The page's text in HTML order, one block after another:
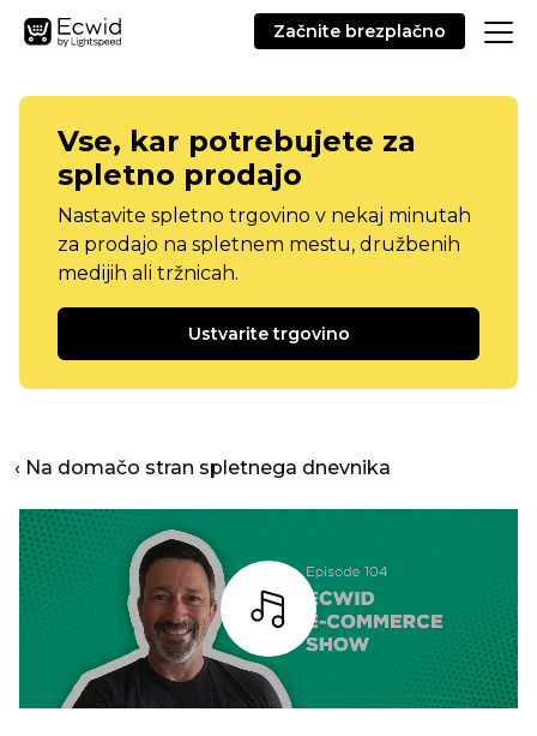
Začnite brezplačno
Vse, kar potrebujete za
spletno prodajo
Nastavite spletno trgovino v nekaj minutah
za prodajo na spletnem mestu, družbenih
medijih ali tržnicah.
Ustvarite trgovino
‹ Na domačo stran spletnega dnevnika
Bar